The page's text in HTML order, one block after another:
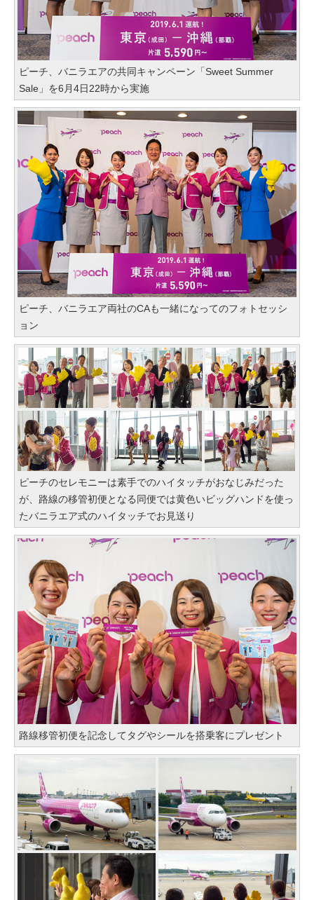
ピーチ、バニラエアの共同キャンペーン「Sweet Summer
Sale」を6月4日22時から実施
ピーチ、バニラエア両社のCAも一緒になってのフォトセッシ
ョン
ピーチのセレモニーは素手でのハイタッチがおなじみだった
が、路線の移管初便となる同便では黄色いビッグハンドを使っ
たバニラエア式のハイタッチでお見送り
路線移管初便を記念してタグやシールを搭乗客にプレゼント